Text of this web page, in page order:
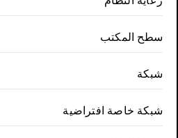
سطح المكتب
شبكة
شبكة خاصة افتراضية